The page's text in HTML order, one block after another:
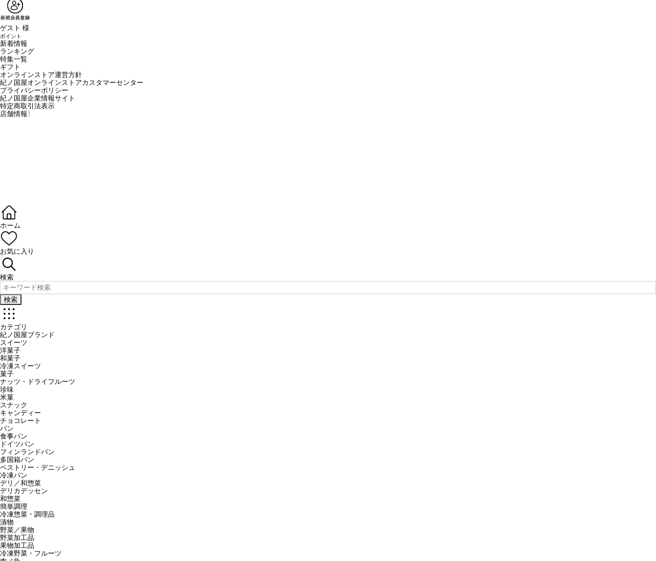
ゲスト 様
ポイント
新着情報
ランキング
特集一覧
ギフト
オンラインストア運営方針
紀ノ国屋オンラインストアカスタマーセンター
プライバシーポリシー
紀ノ国屋企業情報サイト
特定商取引法表示
店舗情報〉
ホーム
お気に入り
検索
検索
カテゴリ
紀ノ国屋ブランド
スイーツ
洋菓子
和菓子
冷凍スイーツ
菓子
ナッツ・ドライフルーツ
珍味
米菓
スナック
キャンディー
チョコレート
パン
食事パン
ドイツパン
フィンランドパン
多国籍パン
ペストリー・デニッシュ
冷凍パン
デリ／和惣菜
デリカデッセン
和惣菜
簡単調理
冷凍惣菜・調理品
漬物
野菜／果物
野菜加工品
果物加工品
冷凍野菜・フルーツ